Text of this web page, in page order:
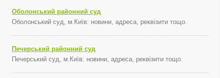
Оболонський районний суд
Оболонський суд, м.Київ: новини, адреса, реквізити тощо.
Печерський районний суд
Печерський суд, м.Київ: новини, адреса, реквізити тощо.